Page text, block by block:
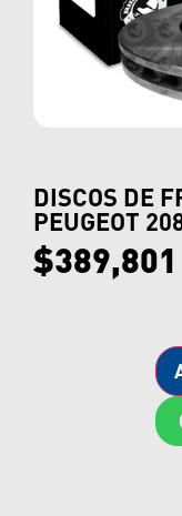
DISCOS DE
PEUGEOT
$389,801